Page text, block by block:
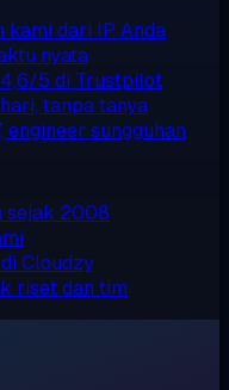
kami dari IP Anda
nyata
5 di Trustpilot
tanpa tanya
engineer sungguhan
sejak 2008
Cloudzy
riset dan tim